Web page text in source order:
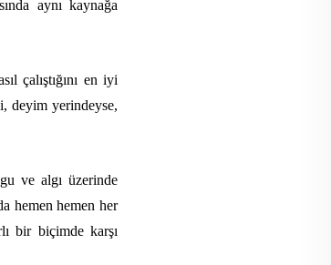
aynı kaynağa
çalıştığını en iyi
deyim yerindeyse,
ve algı üzerinde
hemen hemen her
bir biçimde karşı